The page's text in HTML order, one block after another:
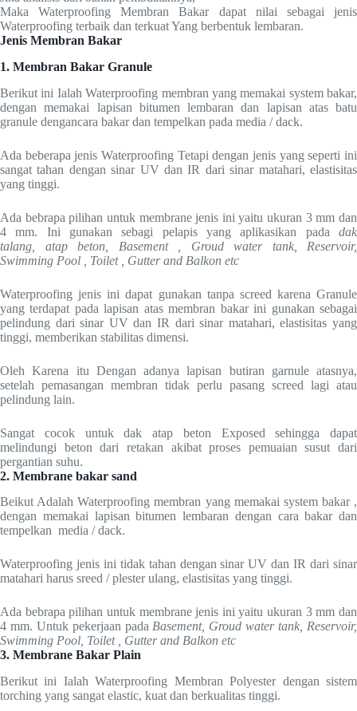
Maka Waterproofing Membran Bakar dapat nilai sebagai jenis
Waterproofing terbaik dan terkuat Yang berbentuk lembaran.
Jenis Membran Bakar
1. Membran Bakar Granule
Berikut ini Ialah Waterproofing membran yang memakai system bakar,
dengan memakai lapisan bitumen lembaran dan lapisan atas batu
granule dengancara bakar dan tempelkan pada media / dack.
Ada beberapa jenis Waterproofing Tetapi dengan jenis yang seperti ini
sangat tahan dengan sinar UV dan IR dari sinar matahari, elastisitas
yang tinggi.
Ada bebrapa pilihan untuk membrane jenis ini yaitu ukuran 3 mm dan
4 mm. Ini gunakan sebagi pelapis yang aplikasikan pada dak
talang, atap beton, Basement , Groud water tank, Reservoir,
Swimming Pool , Toilet , Gutter and Balkon etc
Waterproofing jenis ini dapat gunakan tanpa screed karena Granule
yang terdapat pada lapisan atas membran bakar ini gunakan sebagai
pelindung dari sinar UV dan IR dari sinar matahari, elastisitas yang
tinggi, memberikan stabilitas dimensi.
Oleh Karena itu Dengan adanya lapisan butiran garnule atasnya,
setelah pemasangan membran tidak perlu pasang screed lagi atau
pelindung lain.
Sangat cocok untuk dak atap beton Exposed sehingga dapat
melindungi beton dari retakan akibat proses pemuaian susut dari
pergantian suhu.
2. Membrane bakar sand
Beikut Adalah Waterproofing membran yang memakai system bakar ,
dengan memakai lapisan bitumen lembaran dengan cara bakar dan
tempelkan media / dack.
Waterproofing jenis ini tidak tahan dengan sinar UV dan IR dari sinar
matahari harus sreed / plester ulang, elastisitas yang tinggi.
Ada bebrapa pilihan untuk membrane jenis ini yaitu ukuran 3 mm dan
4 mm. Untuk pekerjaan pada Basement, Groud water tank, Reservoir,
Swimming Pool, Toilet , Gutter and Balkon etc
3. Membrane Bakar Plain
Berikut ini Ialah Waterproofing Membran Polyester dengan sistem
torching yang sangat elastic, kuat dan berkualitas tinggi.